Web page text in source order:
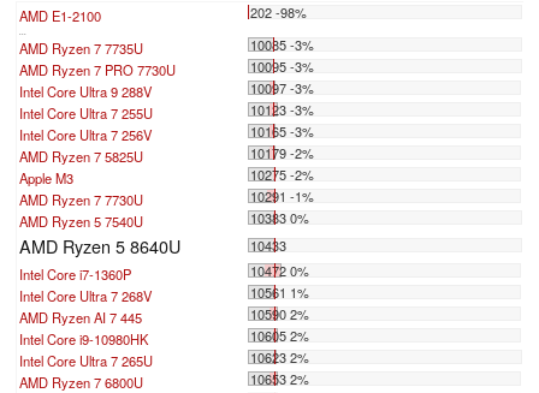
AMD E1-2100 202 -98%
...
AMD Ryzen 7 7735U
10085 -3%
AMD Ryzen 7 PRO 7730U
10095 -3%
Intel Core Ultra 9 288V
10097 -3%
Intel Core Ultra 7 255U
10123 -3%
Intel Core Ultra 7 256V
10165 -3%
AMD Ryzen 7 5825U
10179 -2%
Apple M3
10275 -2%
AMD Ryzen 7 7730U
10291 -1%
AMD Ryzen 5 7540U
10383 0%
AMD Ryzen 5 8640U
10433
Intel Core i7-1360P
10472 0%
Intel Core Ultra 7 268V
10561 1%
AMD Ryzen AI 7 445
10590 2%
Intel Core i9-10980HK
10605 2%
Intel Core Ultra 7 265U
10623 2%
AMD Ryzen 7 6800U
10653 2%